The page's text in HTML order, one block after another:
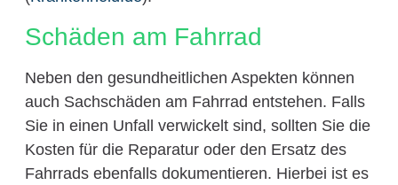
Schäden am Fahrrad
Neben den gesundheitlichen Aspekten können
auch Sachschäden am Fahrrad entstehen. Falls
Sie in einen Unfall verwickelt sind, sollten Sie die
Kosten für die Reparatur oder den Ersatz des
Fahrrads ebenfalls dokumentieren. Hierbei ist es